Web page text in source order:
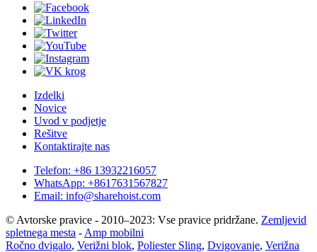
Izdelki
Novice
Uvod v podjetje
Rešitve
Kontaktirajte nas
Telefon: +86 13932216057
WhatsApp: +8617631567827
Email: info@sharehoist.com
© Avtorske pravice - 2010–2023: Vse pravice pridržane. Zemljevid
spletnega mesta - Amp mobilni
Ročno dvigalo, Verižni blok, Poliester Sling, Dvigovanje, Verižna